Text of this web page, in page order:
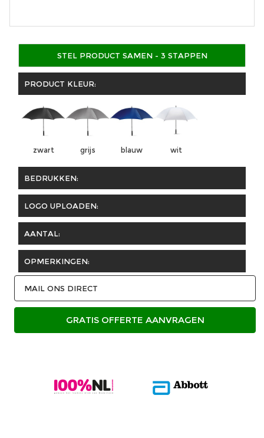
STEL PRODUCT SAMEN - 3 STAPPEN
PRODUCT KLEUR:
zwart grijs blauw wit
BEDRUKKEN:
LOGO UPLOADEN:
AANTAL:
OPMERKINGEN:
MAIL ONS DIRECT
GRATIS OFFERTE AANVRAGEN